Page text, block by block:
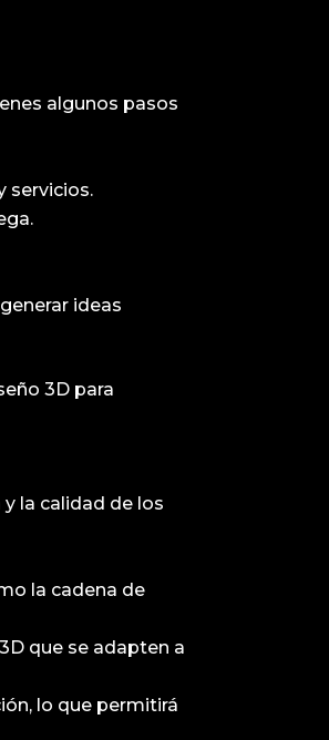
algunos pasos
servicios.
ideas
3D para
la calidad de los
la cadena de
que se adapten a
lo que permitirá